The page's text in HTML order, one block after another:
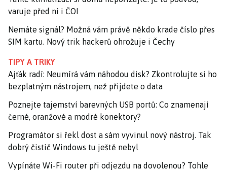
varuje před ní i ČOI
Nemáte signál? Možná vám právě někdo krade číslo přes
SIM kartu. Nový trik hackerů ohrožuje i Čechy
TIPY A TRIKY
Ajťák radí: Neumírá vám náhodou disk? Zkontrolujte si ho
bezplatným nástrojem, než přijdete o data
Poznejte tajemství barevných USB portů: Co znamenají
černé, oranžové a modré konektory?
Programátor si řekl dost a sám vyvinul nový nástroj. Tak
dobrý čistič Windows tu ještě nebyl
Vypínáte Wi-Fi router při odjezdu na dovolenou? Tohle